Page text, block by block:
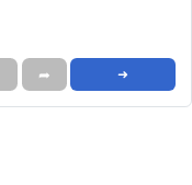
➦ ➜